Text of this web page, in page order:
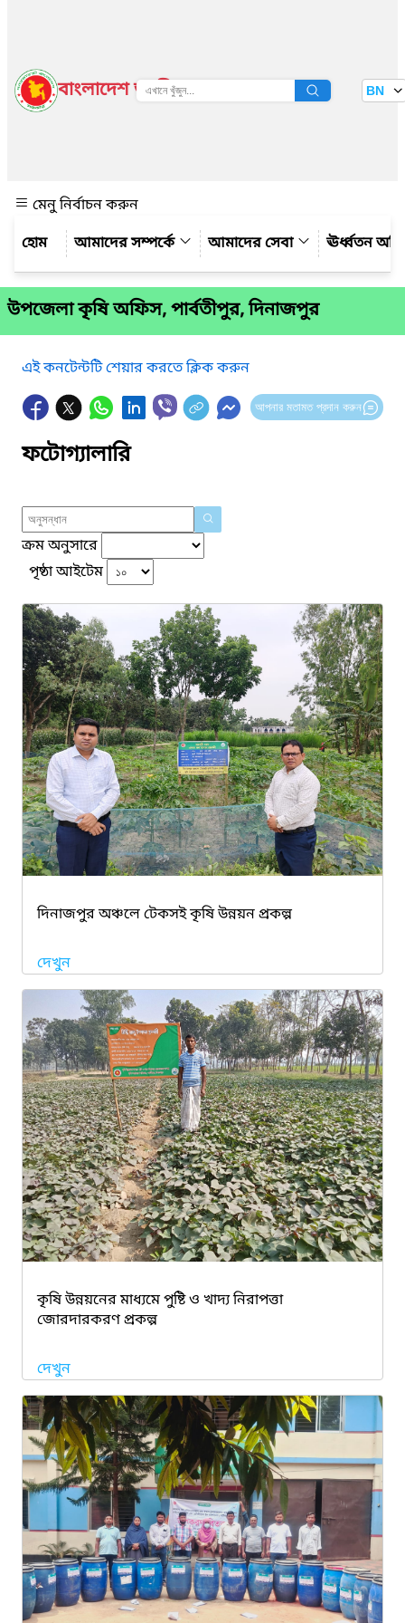
বাংলাদেশ জাতীয় তথ্য বাতায়ন BN
মেনু নির্বাচন করুন
আমাদের সম্পর্কে
আমাদের সেবা ঊর্ধ্বতন
উপজেলা কৃষি অফিস, পার্বতীপুর, দিনাজপুর
এই কনটেন্টটি শেয়ার করতে ক্লিক করুন
আপনার মতামত প্রদান করুন
ফটোগ্যালারি
ক্রম অনুসারে
পৃষ্ঠা আইটেম
দিনাজপুর অঞ্চলে টেকসই কৃষি উন্নয়ন প্রকল্প
দেখুন
কৃষি উন্নয়নের মাধ্যমে পুষ্টি ও খাদ্য নিরাপত্তা
জোরদারকরণ প্রকল্প
দেখুন